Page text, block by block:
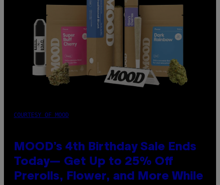
COURTESY OF MOOD
MOOD’s 4th Birthday Sale Ends
Today— Get Up to 25% Off
Prerolls, Flower, and More While